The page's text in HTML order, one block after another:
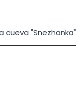
cueva "Snezhanka"